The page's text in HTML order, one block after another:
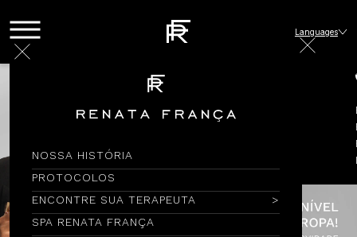
NOSSA HISTÓRIA
PROTOCOLOS
ENCONTRE SUA TERAPEUTA
SPA RENATA FRANÇA
Languages